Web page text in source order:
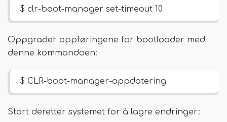
$ clr-boot-manager set-timeout 10
Oppgrader oppføringene for bootloader med
denne kommandoen:
$ CLR-boot-manager-oppdatering
Start deretter systemet for å lagre endringer: